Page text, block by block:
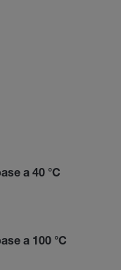
a 40 °C
a 100 °C